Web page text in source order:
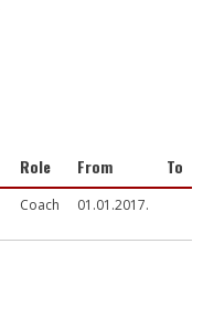
Role From To
Coach 01.01.2017.